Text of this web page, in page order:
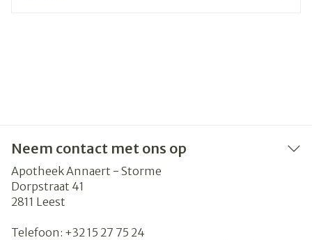
Neem contact met ons op
Apotheek Annaert - Storme
Dorpstraat 41
2811 Leest
Telefoon: +32 15 27 75 24